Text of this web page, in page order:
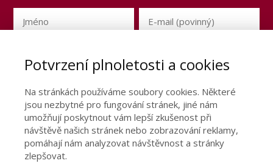
Vaše osobní údaje budou použity pouze pro účely vyřešení
vašeho dotazu.
Potvrzení plnoletosti a cookies
Na stránkách používáme soubory cookies. Některé
jsou nezbytné pro fungování stránek, jiné nám
umožňují poskytnout vám lepší zkušenost při
návštěvě našich stránek nebo zobrazování reklamy,
pomáhají nám analyzovat návštěvnost a stránky
zlepšovat.